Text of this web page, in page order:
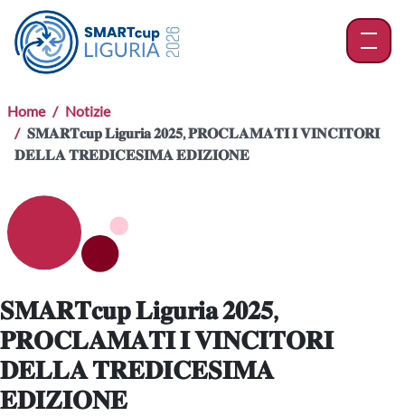
Home
Notizie
𝐒𝐌𝐀𝐑𝐓𝐜𝐮𝐩 𝐋𝐢𝐠𝐮𝐫𝐢𝐚 𝟐𝟎𝟐𝟓, 𝐏𝐑𝐎𝐂𝐋𝐀𝐌𝐀𝐓𝐈 𝐈 𝐕𝐈𝐍𝐂𝐈𝐓𝐎𝐑𝐈
𝐃𝐄𝐋𝐋𝐀 𝐓𝐑𝐄𝐃𝐈𝐂𝐄𝐒𝐈𝐌𝐀 𝐄𝐃𝐈𝐙𝐈𝐎𝐍𝐄
𝐒𝐌𝐀𝐑𝐓𝐜𝐮𝐩 𝐋𝐢𝐠𝐮𝐫𝐢𝐚 𝟐𝟎𝟐𝟓,
𝐏𝐑𝐎𝐂𝐋𝐀𝐌𝐀𝐓𝐈 𝐈 𝐕𝐈𝐍𝐂𝐈𝐓𝐎𝐑𝐈
𝐃𝐄𝐋𝐋𝐀 𝐓𝐑𝐄𝐃𝐈𝐂𝐄𝐒𝐈𝐌𝐀
𝐄𝐃𝐈𝐙𝐈𝐎𝐍𝐄